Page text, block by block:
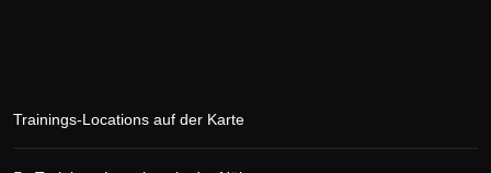
Trainings-Locations auf der Karte